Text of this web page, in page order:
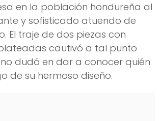
en la población hondureña al
y sofisticado atuendo de
El traje de dos piezas con
cautivó a tal punto
dudó en dar a conocer quién
de su hermoso diseño.